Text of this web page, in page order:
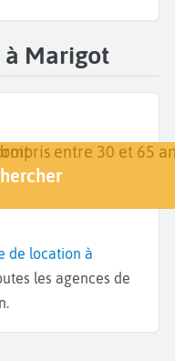
à Marigot
entre 30 et 65
de location à
les agences de